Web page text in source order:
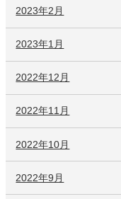
2023年2月
2023年1月
2022年12月
2022年11月
2022年10月
2022年9月